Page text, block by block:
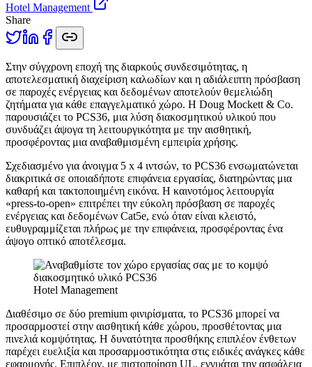
Hotel Management
Share
Στην σύγχρονη εποχή της διαρκούς συνδεσιμότητας, η
αποτελεσματική διαχείριση καλωδίων και η αδιάλειπτη πρόσβαση
σε παροχές ενέργειας και δεδομένων αποτελούν θεμελιώδη
ζητήματα για κάθε επαγγελματικό χώρο. Η Doug Mockett & Co.
παρουσιάζει το PCS36, μια λύση διακοσμητικού υλικού που
συνδυάζει άψογα τη λειτουργικότητα με την αισθητική,
προσφέροντας μια αναβαθμισμένη εμπειρία χρήσης.
Σχεδιασμένο για άνοιγμα 5 x 4 ιντσών, το PCS36 ενσωματώνεται
διακριτικά σε οποιαδήποτε επιφάνεια εργασίας, διατηρώντας μια
καθαρή και τακτοποιημένη εικόνα. Η καινοτόμος λειτουργία
«press-to-open» επιτρέπει την εύκολη πρόσβαση σε παροχές
ενέργειας και δεδομένων Cat5e, ενώ όταν είναι κλειστό,
ευθυγραμμίζεται πλήρως με την επιφάνεια, προσφέροντας ένα
άψογο οπτικό αποτέλεσμα.
Hotel Management
Διαθέσιμο σε δύο premium φινιρίσματα, το PCS36 μπορεί να
προσαρμοστεί στην αισθητική κάθε χώρου, προσθέτοντας μια
πινελιά κομψότητας. Η δυνατότητα προσθήκης επιπλέον ένθετων
παρέχει ευελιξία και προσαρμοστικότητα στις ειδικές ανάγκες κάθε
εφαρμογής. Επιπλέον, με πιστοποίηση UL, εγγυάται την ασφάλεια